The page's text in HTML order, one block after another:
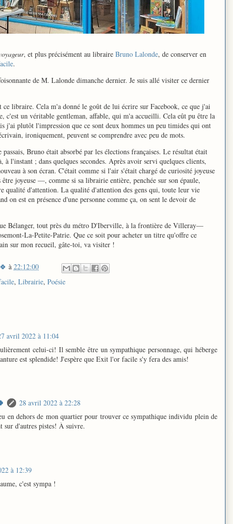
, et plus précisément au libraire Bruno Lalonde, de conserver en
.
de M. Lalonde dimanche dernier. Je suis allé visiter ce dernier
ce libraire. Cela m'a donné le goût de lui écrire sur Facebook, ce que j'ai
c'est un véritable gentleman, affable, qui m'a accueilli. Cela eût pu être la
j'ai plutôt l'impression que ce sont deux hommes un peu timides qui ont
ironiquement, peuvent se comprendre avec peu de mots.
Bruno était absorbé par les élections françaises. Le résultat était
l'instant ; dans quelques secondes. Après avoir servi quelques clients,
à son écran. C'était comme si l'air s'était chargé de curiosité joyeuse
joyeuse —, comme si sa librairie entière, penchée sur son épaule,
qualité d'attention. La qualité d'attention des gens qui, toute leur vie
on est en présence d'une personne comme ça, on sent le devoir de
Bélanger, tout près du métro D'Iberville, à la frontière de Villeray—
La-Petite-Patrie. Que ce soit pour acheter un titre qu'offre ce
sur mon recueil, gâte-toi, va visiter !
à 22:12:00
, Librairie, Poésie
avril 2022 à 11:04
celui-ci! Il semble être un sympathique personnage, qui héberge
est splendide! J'espère que Exit l'or facile s'y fera des amis!
28 avril 2022 à 22:28
en dehors de mon quartier pour trouver ce sympathique individu plein de
sur d'autres pistes! À suivre.
à 12:39
c'est sympa !